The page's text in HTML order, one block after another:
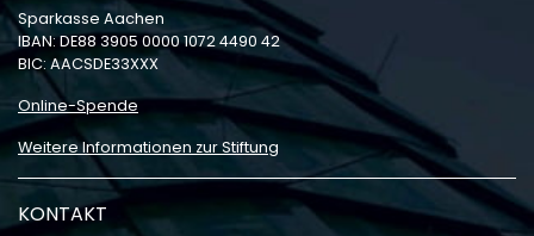
Sparkasse Aachen
IBAN: DE88 3905 0000 1072 4490 42
BIC: AACSDE33XXX
Online-Spende
Weitere Informationen zur Stiftung
KONTAKT